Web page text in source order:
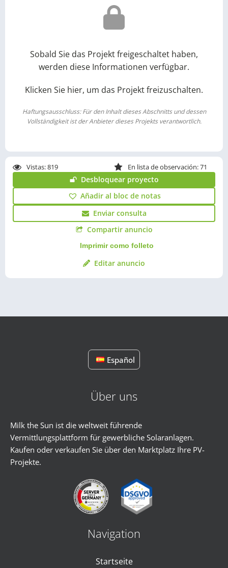
Vistas:819 En lista de observación: 71
Desbloquear proyecto
Añadir al bloc de notas
Enviar consulta
Compartir anuncio
Imprimir como folleto
Editar anuncio
Sobald Sie das Projekt freigeschaltet haben,
werden diese Informationen verfügbar.
Klicken Sie hier, um das Projekt freizuschalten.
Haftungsausschluss: Für den Inhalt dieses Abschnitts und dessen
Vollständigkeit ist der Anbieter dieses Projekts verantwortlich.
Español
Über uns
Milk the Sun ist die weltweit führende
Vermittlungsplattform für gewerbliche Solaranlagen.
Kaufen oder verkaufen Sie über den Marktplatz Ihre PV-
Projekte.
Navigation
Startseite